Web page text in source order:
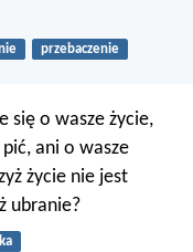
przebaczenie
się o wasze życie,
ani o wasze
życie nie jest
ubranie?